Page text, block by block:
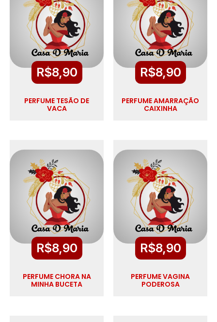
R$8,90
PERFUME TESÃO DE
VACA
R$8,90
PERFUME AMARRAÇÃO
CAIXINHA
R$8,90
PERFUME CHORA NA
MINHA BUCETA
R$8,90
PERFUME VAGINA
PODEROSA